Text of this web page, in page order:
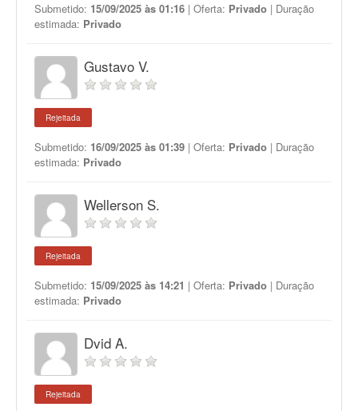
Submetido: 15/09/2025 às 01:16 | Oferta: Privado | Duração
estimada: Privado
Gustavo V.
Rejeitada
Submetido: 16/09/2025 às 01:39 | Oferta: Privado | Duração
estimada: Privado
Wellerson S.
Rejeitada
Submetido: 15/09/2025 às 14:21 | Oferta: Privado | Duração
estimada: Privado
Dvid A.
Rejeitada